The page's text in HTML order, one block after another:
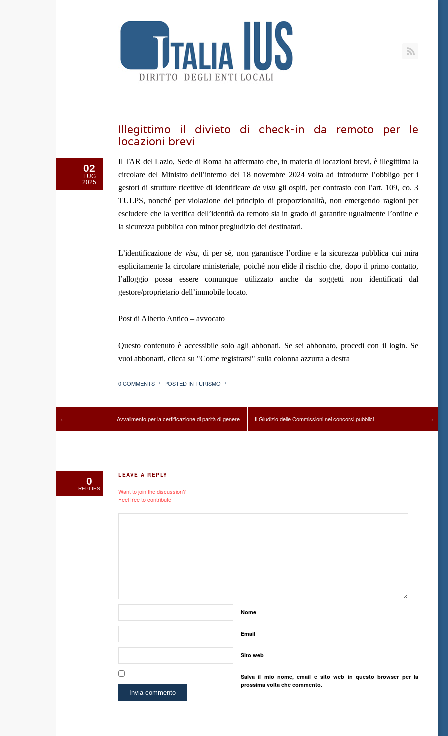
Illegittimo il divieto di check-in da remoto per le
locazioni brevi
02
LUG
2025
Il TAR del Lazio, Sede di Roma ha affermato che, in materia di locazioni brevi, è illegittima la
circolare del Ministro dell’interno del 18 novembre 2024 volta ad introdurre l’obbligo per i
gestori di strutture ricettive di identificare de visu gli ospiti, per contrasto con l’art. 109, co. 3
TULPS, nonché per violazione del principio di proporzionalità, non emergendo ragioni per
escludere che la verifica dell’identità da remoto sia in grado di garantire ugualmente l’ordine e
la sicurezza pubblica con minor pregiudizio dei destinatari.
L’identificazionede visu, di per sé, non garantisce l’ordine e la sicurezza pubblica cui mira
esplicitamente la circolare ministeriale, poiché non elide il rischio che, dopo il primo contatto,
l’alloggio possa essere comunque utilizzato anche da soggetti non identificati dal
gestore/proprietario dell’immobile locato.
Post di Alberto Antico – avvocato
Questo contenuto è accessibile solo agli abbonati. Se sei abbonato, procedi con il login. Se
vuoi abbonarti, clicca su "Come registrarsi" sulla colonna azzurra a destra
0 COMMENTS / POSTED IN TURISMO /
← Avvalimento per la certificazione di parità di genere Il Giudizio delle Commissioni nei concorsi pubblici →
0
REPLIES
LEAVE A REPLY
Want to join the discussion?
Feel free to contribute!
Nome
Email
Sito web
Salva il mio nome, email e sito web in questo browser per la
prossima volta che commento.